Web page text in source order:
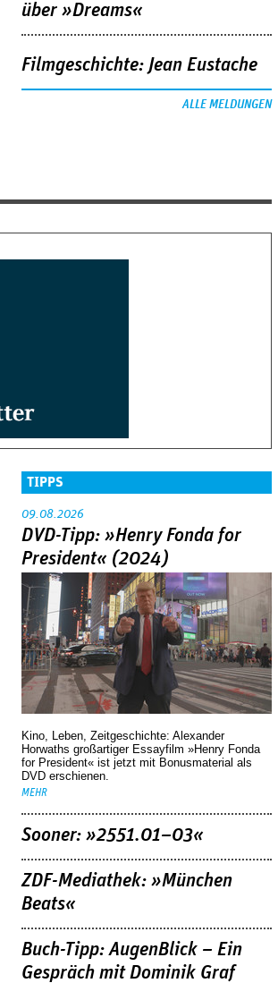
über »Dreams«
Filmgeschichte: Jean Eustache
ALLE MELDUNGEN
TIPPS
09.08.2026
DVD-Tipp: »Henry Fonda for
President« (2024)
Kino, Leben, Zeitgeschichte: Alexander
Horwaths großartiger Essayfilm »Henry Fonda
for President« ist jetzt mit Bonusmaterial als
DVD erschienen.
MEHR
Sooner: »2551.01–03«
ZDF-Mediathek: »München
Beats«
Buch-Tipp: AugenBlick – Ein
Gespräch mit Dominik Graf